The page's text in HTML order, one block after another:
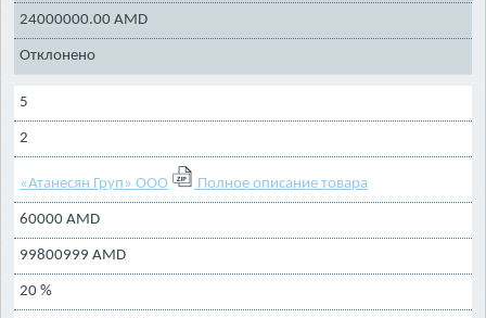
24000000.00 AMD
Отклонено
5
2
«Атанесян Груп» ООО Полное описание товара
60000 AMD
99800999 AMD
20 %